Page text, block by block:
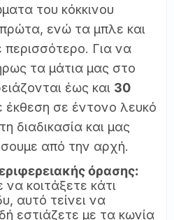
του κόκκινου
ενώ τα μπλε και
Για να
τα μάτια μας στο
έως και 30
έκθεση σε έντονο λευκό
διαδικασία και μας
από την αρχή.
όρασης:
κοιτάξετε κάτι
αυτό τείνει να
εστιάζετε με τα κωνία